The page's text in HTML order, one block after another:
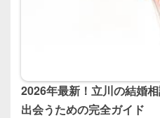
2026年最新！立川の結婚
出会うための完全ガイド